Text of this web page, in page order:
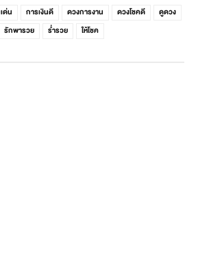
ด่น การเงินดี ดวงการงาน ดวงโชคดี
ดูดวง
รักพารวย ร่ำรวย ให้โชค